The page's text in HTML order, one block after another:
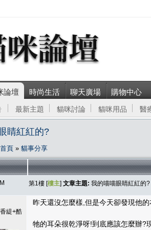
論壇 時尚生活 聊天廣場 購物中心
最新主題 貓咪討論 貓咪用品 醫
睛紅紅的?
頁 » 貓事分享
第1樓 [樓主] 文章主題: 我的喵喵眼睛紅紅的?
緹+酷
昨天還沒怎麼樣,但是今天卻發現他
牠的耳朵很乾淨呀!到底應該怎麼辦?